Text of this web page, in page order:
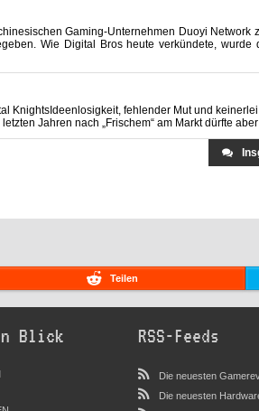
Gaming-Unternehmen Duoyi Network
Wie Digital Bros heute verkündete, wurde
KnightsIdeenlosigkeit, fehlender Mut und
Jahren nach „Frischem“ am Markt dürfte
Teilen
Blick RSS-Feeds
Die neuesten
Die neuesten